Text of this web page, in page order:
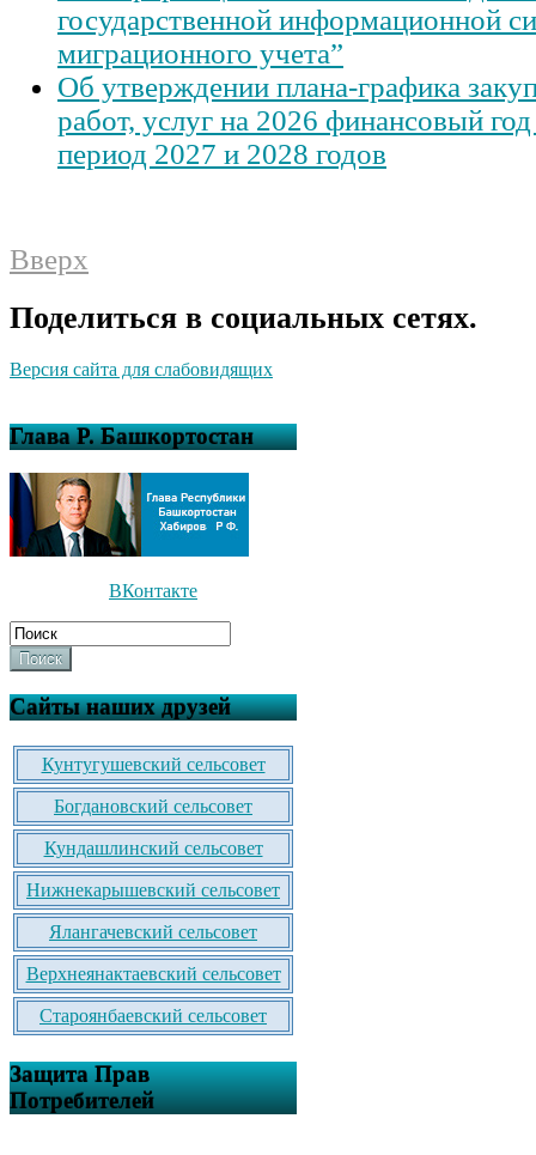
государственной информационной
миграционного учета”
Об утверждении плана-графика
работ, услуг на 2026 финансовый
период 2027 и 2028 годов
Вверх
Поделиться в социальных сетях.
Версия сайта для слабовидящих
Глава Р. Башкортостан
ВКонтакте
Поиск
Сайты наших друзей
Кунтугушевский сельсовет
Богдановский сельсовет
Кундашлинский сельсовет
Нижнекарышевский сельсовет
Ялангачевский сельсовет
Верхнеянактаевский сельсовет
Староянбаевский сельсовет
Защита Прав
Потребителей